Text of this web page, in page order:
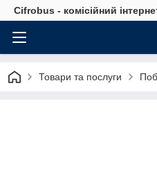
Cifrobus - комiсiйний
Товари та послуги